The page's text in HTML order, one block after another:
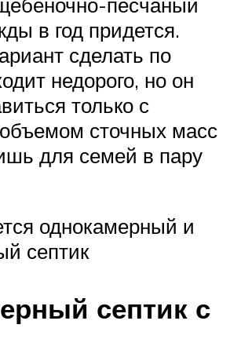
в год придется.
сделать по
недорого, но он
только с
сточных масс
для семей в пару
однокамерный и
септик
септик с